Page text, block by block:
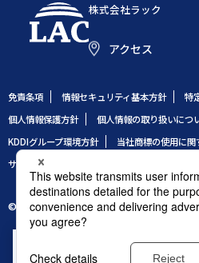
企業や組織のセキュリティ事故発生時
株式会社ラック
アクセス
免責条項 情報セキュリティ基本方針
特
個人情報保護方針
個人情報の取り扱いにつ
KDDIグループ環境方針
当社商標の使用に
サイトのご利用条件
© 1995 LAC Co., Ltd.